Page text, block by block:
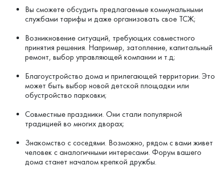
Вы сможете обсудить предлагаемые коммунальными
службами тарифы и даже организовать свое ТСЖ;
Возникновение ситуаций, требующих совместного
принятия решения. Например, затопление, капитальный
ремонт, выбор управляющей компании и т.д;
Благоустройство дома и прилегающей территории. Это
может быть выбор новой детской площадки или
обустройство парковки;
Совместные праздники. Они стали популярной
традицией во многих дворах;
Знакомство с соседями. Возможно, рядом с вами живет
человек с аналогичными интересами. Форум вашего
дома станет началом крепкой дружбы.